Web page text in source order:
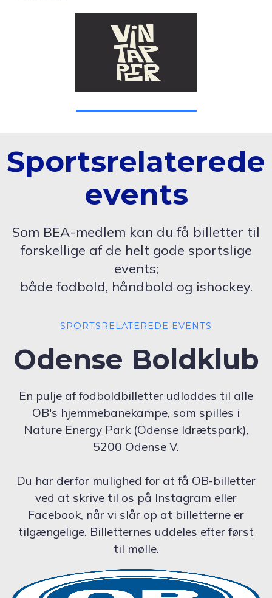
Sportsrelaterede
events
Som BEA-medlem kan du få billetter til
forskellige af de helt gode sportslige
events;
både fodbold, håndbold og ishockey.
SPORTSRELATEREDE EVENTS
Odense Boldklub
En pulje af fodboldbilletter udloddes til alle
OB's hjemmebanekampe, som spilles i
Nature Energy Park (Odense Idrætspark),
5200 Odense V.
Du har derfor mulighed for at få OB-billetter
ved at skrive til os på Instagram eller
Facebook, når vi slår op at billetterne er
tilgængelige. Billetternes uddeles efter først
til mølle.